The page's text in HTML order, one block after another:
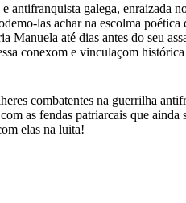
galega, enraizada
las achar na escolma
até dias antes do seu
conexom e vinculaçom
combatentes na guerrilha
as fendas patriarcais que ainda
elas na luita!